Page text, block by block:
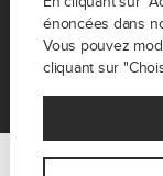
énoncées dans
Vous pouvez
cliquant sur